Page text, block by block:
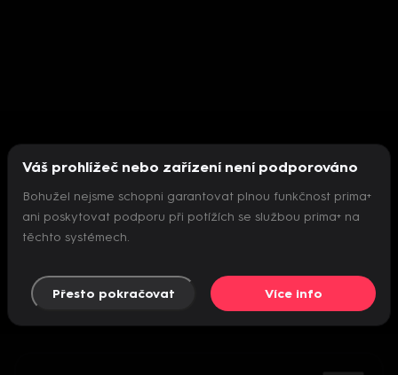
Nepodařilo se inicializovat přehrávač
Váš prohlížeč nebo zařízení není podporováno
Bohužel nejsme schopni garantovat plnou funkčnost prima+
ani poskytovat podporu při potížích se službou prima+ na
těchto systémech.
Přesto pokračovat Více info